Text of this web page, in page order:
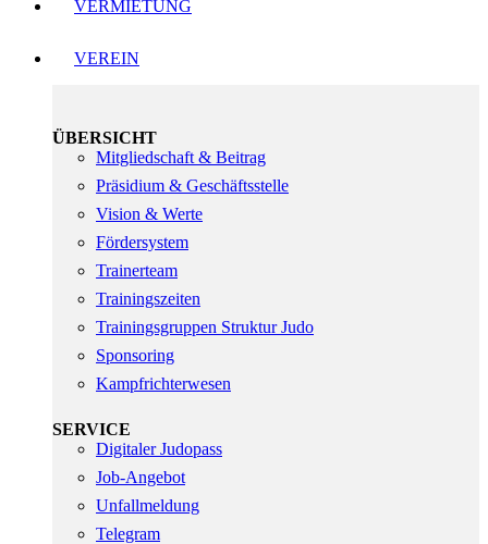
VERMIETUNG
VEREIN
ÜBERSICHT
Mitgliedschaft & Beitrag
Präsidium & Geschäftsstelle
Vision & Werte
Fördersystem
Trainerteam
Trainingszeiten
Trainingsgruppen Struktur Judo
Sponsoring
Kampfrichterwesen
SERVICE
Digitaler Judopass
Job-Angebot
Unfallmeldung
Telegram